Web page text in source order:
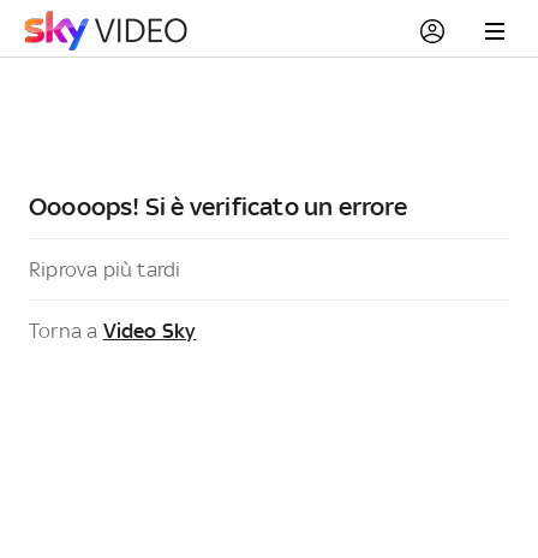
Ooooops! Si è verificato un errore
Riprova più tardi
Torna a Video Sky